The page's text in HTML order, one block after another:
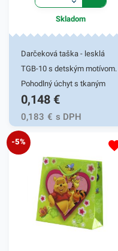
Skladom
Darčeková taška - lesklá
TGB-10 s detským motívom.
Pohodlný úchyt s tkaným
uchom. Stabilitu zaručí
ploché dno s kvalitným
lepením. Gramáž papiera
128g/m2. Vhodná na malé
darčeky. Rozmer
11,3x6,4x14,3cm
0,148 €
0,183 € s DPH
-5%